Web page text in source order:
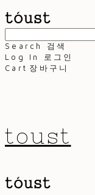
Search
검색
Log In
로그인
Cart 장바구니
toust